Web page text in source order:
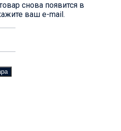
снова появится в
ваш e-mail.